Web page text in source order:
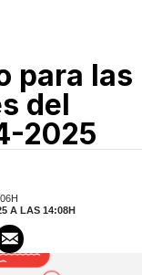
para las
del
2025
A LAS 14:08H